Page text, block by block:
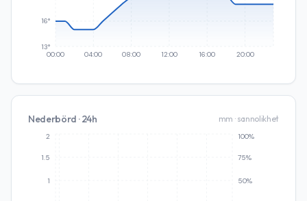
00:00 04:00 08:00 12:00 16:00 20:00
13°
16°
Nederbörd · 24h mm · sannolikhet
1
1.5
2
50%
75%
100%